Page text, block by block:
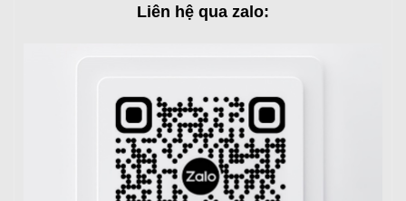
Liên hệ qua zalo: